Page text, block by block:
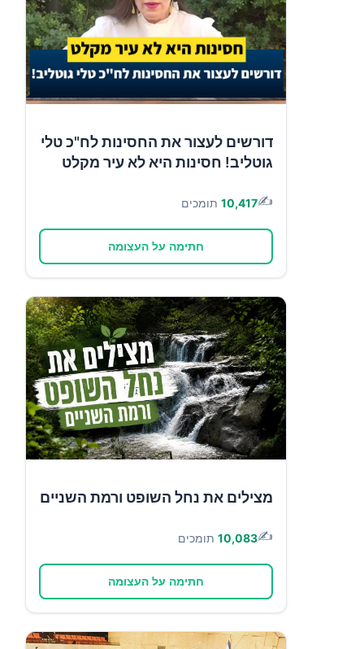
דורשים לעצור את החסינות לח"כ טלי
גוטליב! חסינות היא לא עיר מקלט
✍️
10,417 תומכים
חתימה על העצומה
מצילים את נחל השופט ורמת השניים
✍️
10,083 תומכים
חתימה על העצומה